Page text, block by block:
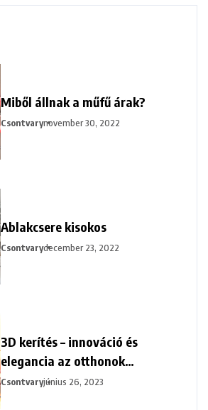
Miből állnak a műfű árak?
Csontvarynovember 30, 2022
Ablakcsere kisokos
Csontvarydecember 23, 2022
3D kerítés – innováció és
elegancia az otthonok
védelmében
Csontvaryjúnius 26, 2023